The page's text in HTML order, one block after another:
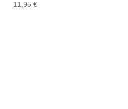
11,95€